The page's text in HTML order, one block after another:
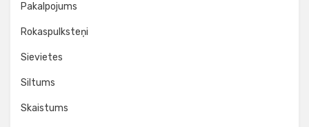
Pakalpojums
Rokaspulksteņi
Sievietes
Siltums
Skaistums